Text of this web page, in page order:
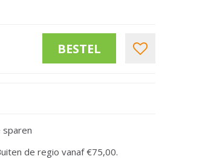
de regio vanaf €75,00.